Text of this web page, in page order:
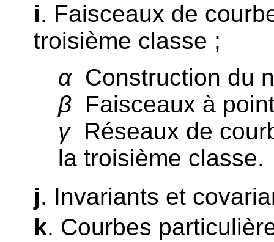
i. Faisceaux de
troisième classe ;
αConstruction du
β Faisceaux à
γRéseaux de
la troisième classe.
j. Invariants et
k. Courbes